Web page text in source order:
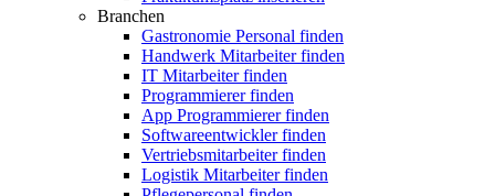
Branchen
Gastronomie Personal finden
Handwerk Mitarbeiter finden
IT Mitarbeiter finden
Programmierer finden
App Programmierer finden
Softwareentwickler finden
Vertriebsmitarbeiter finden
Logistik Mitarbeiter finden